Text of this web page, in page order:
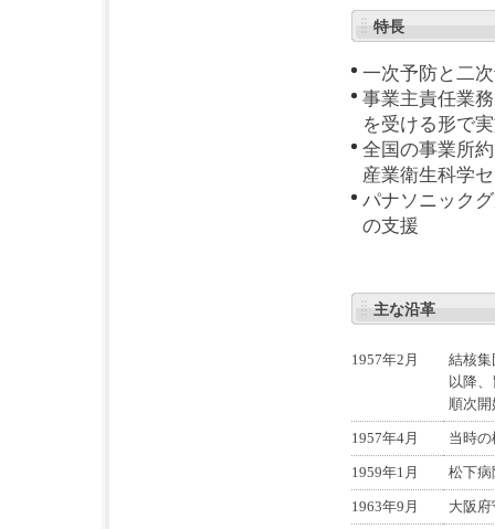
特長
一次予防と二
事業主責任業
を受ける形で
全国の事業所
産業衛生科学
パナソニック
の支援
主な沿革
1957年2月
結核集
以降
順次開
1957年4月 当時
1959年1月 松下病
1963年9月 大阪